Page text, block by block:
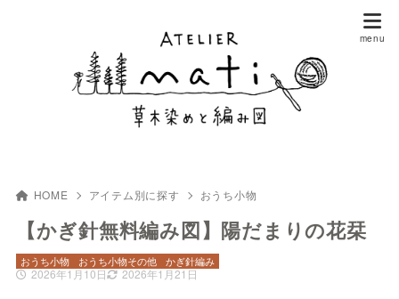
HOME アイテム別に探す おうち小物
【かぎ針無料編み図】陽だまりの花栞
2026年1月10日 2026年1月21日
おうち小物 おうち小物その他 かぎ針編み